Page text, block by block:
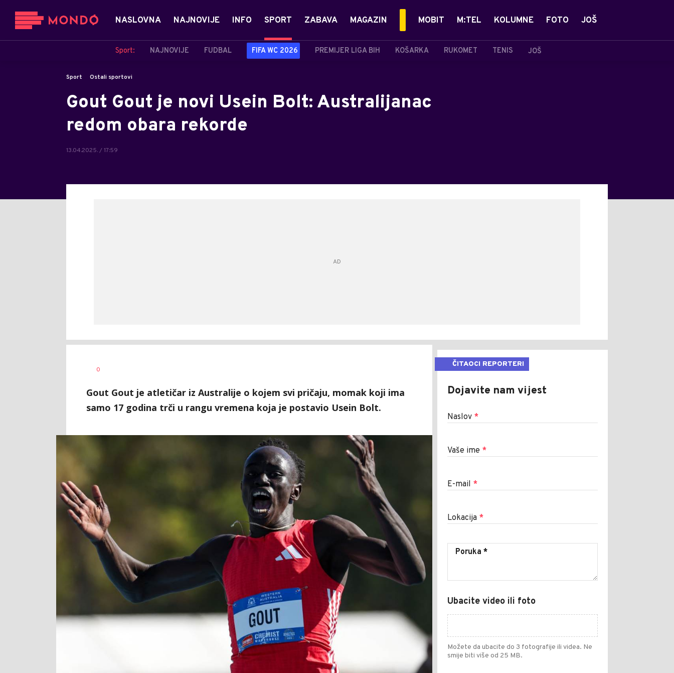
NASLOVNA NAJNOVIJE INFO SPORT
Sport: NAJNOVIJE FUDBAL FIFA WC 2026 PREMIJER LIGA BIH KOŠARKA RUKOMET TENIS JOŠ
ZABAVA MAGAZIN MOBIT M:TEL KOLUMNE FOTO JOŠ
Sport Ostali sportovi
Gout Gout je novi Usein Bolt: Australijanac
redom obara rekorde
13.04.2025. / 17:59
AUTOR
0
Gout Gout je atletičar iz Australije o kojem svi pričaju, momak koji ima
samo 17 godina trči u rangu vremena koja je postavio Usein Bolt.
ČITAOCI REPORTERI
Dojavite nam vijest
Naslov *
Vaše ime *
E-mail *
Lokacija *
Ubacite video ili foto
Možete da ubacite do 3 fotografije ili videa. Ne
smije biti više od 25 MB.